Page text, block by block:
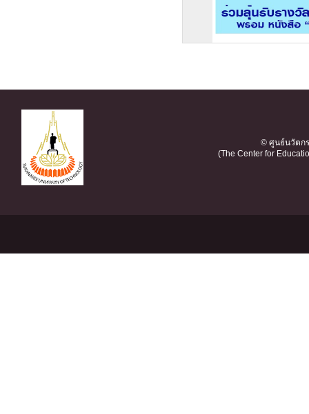
© ศูนย์นวัตก
(The Center for